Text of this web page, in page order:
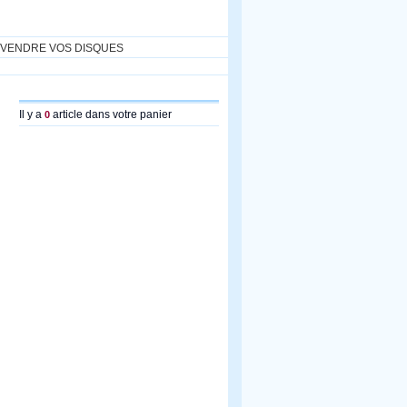
VENDRE VOS DISQUES
Il y a 0 article dans votre panier